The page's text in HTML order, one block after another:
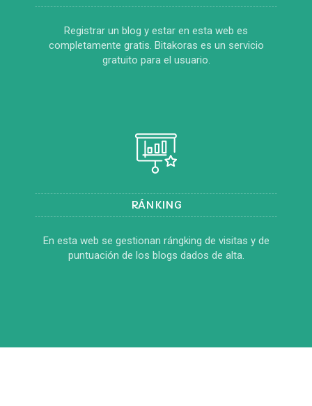
Registrar un blog y estar en esta web es
completamente gratis. Bitakoras es un servicio
gratuito para el usuario.
RÁNKING
En esta web se gestionan rángking de visitas y de
puntuación de los blogs dados de alta.